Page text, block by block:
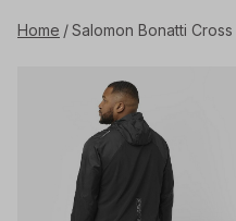
Hoodie
Trailrunshop
Home Salomon Bonatti